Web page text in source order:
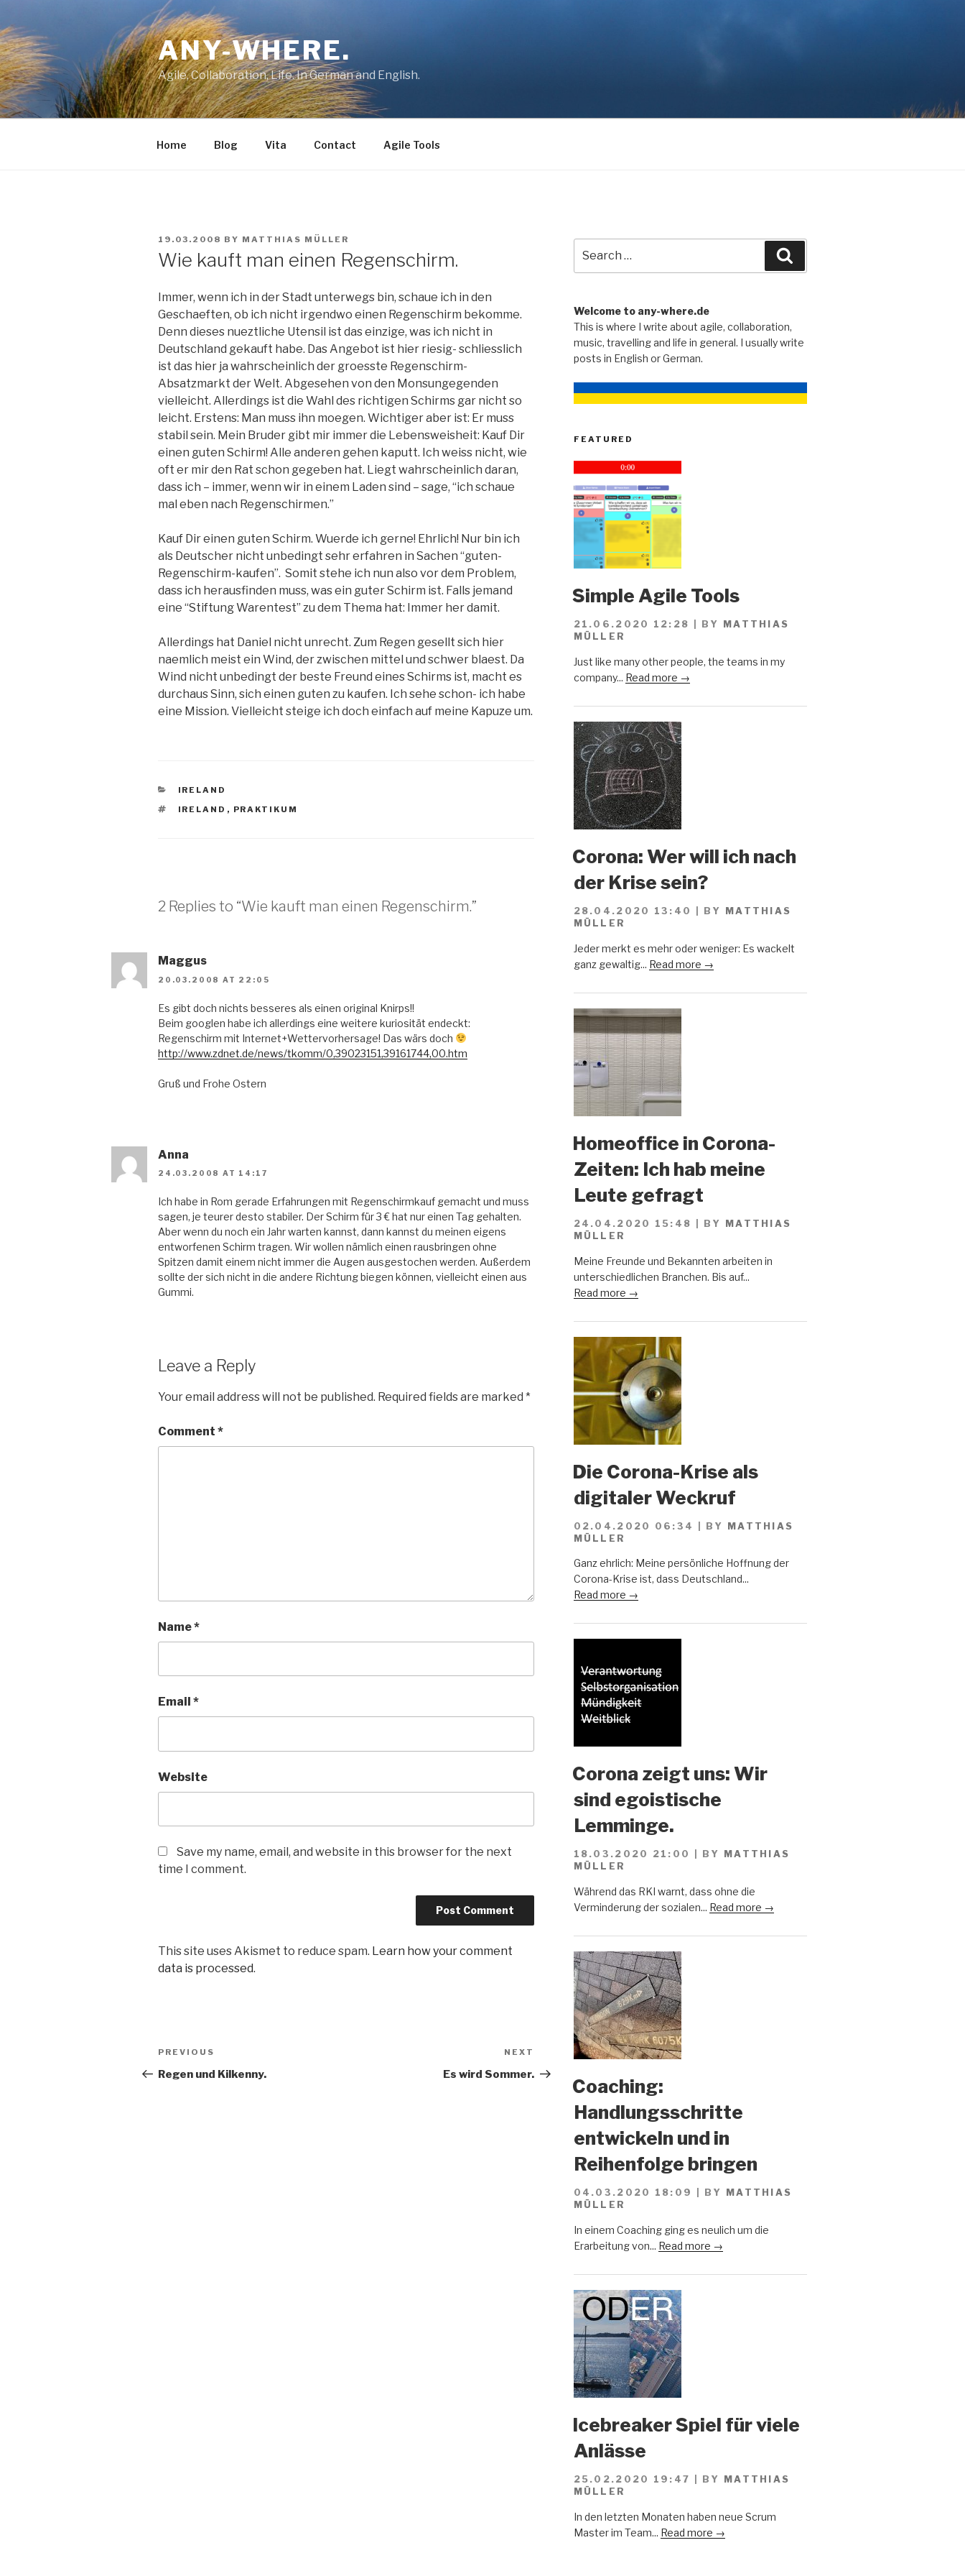
to
content
ANY-WHERE.
Agile, Collaboration, Life. In German and English.
Home Blog Vita Contact Agile Tools
POSTED
19.03.2008 BY MATTHIAS MÜLLER
Wie kauft man einen Regenschirm.
Immer, wenn ich in der Stadt unterwegs bin, schaue ich in den
Geschaeften, ob ich nicht irgendwo einen Regenschirm bekomme.
Denn dieses nueztliche Utensil ist das einzige, was ich nicht in
Deutschland gekauft habe. Das Angebot ist hier riesig- schliesslich
ist das hier ja wahrscheinlich der groesste Regenschirm-
Absatzmarkt der Welt. Abgesehen von den Monsungegenden
vielleicht. Allerdings ist die Wahl des richtigen Schirms gar nicht so
leicht. Erstens: Man muss ihn moegen. Wichtiger aber ist: Er muss
stabil sein. Mein Bruder gibt mir immer die Lebensweisheit: Kauf Dir
einen guten Schirm! Alle anderen gehen kaputt. Ich weiss nicht, wie
oft er mir den Rat schon gegeben hat. Liegt wahrscheinlich daran,
dass ich – immer, wenn wir in einem Laden sind – sage, “ich schaue
mal eben nach Regenschirmen.”
Kauf Dir einen guten Schirm. Wuerde ich gerne! Ehrlich! Nur bin ich
als Deutscher nicht unbedingt sehr erfahren in Sachen “guten-
Regenschirm-kaufen”. Somit stehe ich nun also vor dem Problem,
dass ich herausfinden muss, was ein guter Schirm ist. Falls jemand
eine “Stiftung Warentest” zu dem Thema hat: Immer her damit.
Allerdings hat Daniel nicht unrecht. Zum Regen gesellt sich hier
naemlich meist ein Wind, der zwischen mittel und schwer blaest. Da
Wind nicht unbedingt der beste Freund eines Schirms ist, macht es
durchaus Sinn, sich einen guten zu kaufen. Ich sehe schon- ich habe
eine Mission. Vielleicht steige ich doch einfach auf meine Kapuze um.
CATEGORIES
IRELAND
TAGS
IRELAND , PRAKTIKUM
2 Replies to “Wie kauft man einen Regenschirm.”
Maggus
20.03.2008 AT 22:05
Es gibt doch nichts besseres als einen original Knirps!!
Beim googlen habe ich allerdings eine weitere kuriosität endeckt:
Regenschirm mit Internet+Wettervorhersage! Das wärs doch
http://www.zdnet.de/news/tkomm/0,39023151,39161744,00.htm
Gruß und Frohe Ostern
Anna
24.03.2008 AT 14:17
Ich habe in Rom gerade Erfahrungen mit Regenschirmkauf gemacht und muss
sagen, je teurer desto stabiler. Der Schirm für 3 € hat nur einen Tag gehalten.
Aber wenn du noch ein Jahr warten kannst, dann kannst du meinen eigens
entworfenen Schirm tragen. Wir wollen nämlich einen rausbringen ohne
Spitzen damit einem nicht immer die Augen ausgestochen werden. Außerdem
sollte der sich nicht in die andere Richtung biegen können, vielleicht einen aus
Gummi.
Leave a Reply
Your email address will not be published. Required fields are marked *
Comment *
Name*
Email *
Website
Save my name, email, and website in this browser for the next
time I comment.
This site uses Akismet to reduce spam. Learn how your comment
data is processed.
Post
navigation
Previous
Post
PREVIOUS
Regen und Kilkenny.
Post
NEXT
Es wird Sommer.
for:
Welcome to any-where.de
This is where I write about agile, collaboration,
music, travelling and life in general. I usually write
posts in English or German.
FEATURED
Simple Agile Tools
21.06.2020 12:28 BY
MATTHIAS
MÜLLER
Just like many other people, the teams in my
company... Read more →
Corona: Wer will ich nach
der Krise sein?
28.04.2020 13:40 BY
MATTHIAS
MÜLLER
Jeder merkt es mehr oder weniger: Es wackelt
ganz gewaltig... Read more →
Homeoffice in Corona-
Zeiten: Ich hab meine
Leute gefragt
24.04.2020 15:48 BY
MATTHIAS
MÜLLER
Meine Freunde und Bekannten arbeiten in
unterschiedlichen Branchen. Bis auf...
Read more →
Die Corona-Krise als
digitaler Weckruf
02.04.2020 06:34 BY MATTHIAS
MÜLLER
Ganz ehrlich: Meine persönliche Hoffnung der
Corona-Krise ist, dass Deutschland...
Read more →
Corona zeigt uns: Wir
sind egoistische
Lemminge.
18.03.2020 21:00 BY
MATTHIAS
MÜLLER
Während das RKI warnt, dass ohne die
Verminderung der sozialen... Read more →
Coaching:
Handlungsschritte
entwickeln und in
Reihenfolge bringen
04.03.2020 18:09 BY
MATTHIAS
MÜLLER
In einem Coaching ging es neulich um die
Erarbeitung von... Read more →
Icebreaker Spiel für viele
Anlässe
25.02.2020 19:47 BY
MATTHIAS
MÜLLER
In den letzten Monaten haben neue Scrum
Master im Team... Read more →